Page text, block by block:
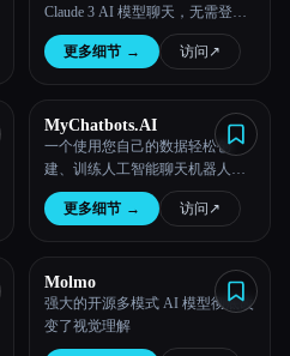
Claude 3 AI 模型聊天，无需登
录。
更多细节 → 访问 ↗︎
MyChatbots.AI
一个使用您自己的数据轻松创
建、训练人工智能聊天机器人并
与之聊天的平台。
更多细节 → 访问 ↗︎
Molmo
强大的开源多模式 AI 模型彻底改
变了视觉理解